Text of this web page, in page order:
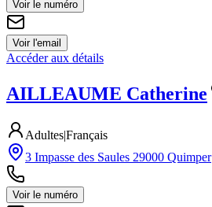
Voir le numéro
Voir l'email
Accéder aux détails
AILLEAUME Catherine
Adultes|Français
3 Impasse des Saules 29000 Quimper
Voir le numéro